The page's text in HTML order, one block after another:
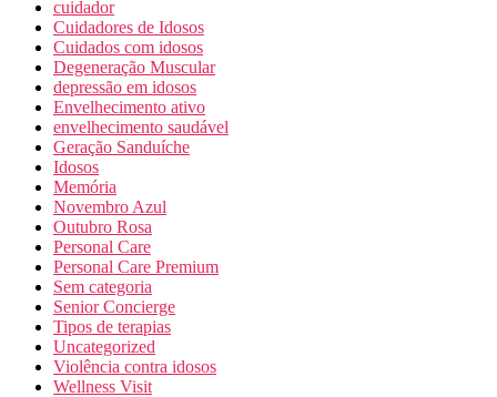
cuidador
Cuidadores de Idosos
Cuidados com idosos
Degeneração Muscular
depressão em idosos
Envelhecimento ativo
envelhecimento saudável
Geração Sanduíche
Idosos
Memória
Novembro Azul
Outubro Rosa
Personal Care
Personal Care Premium
Sem categoria
Senior Concierge
Tipos de terapias
Uncategorized
Violência contra idosos
Wellness Visit